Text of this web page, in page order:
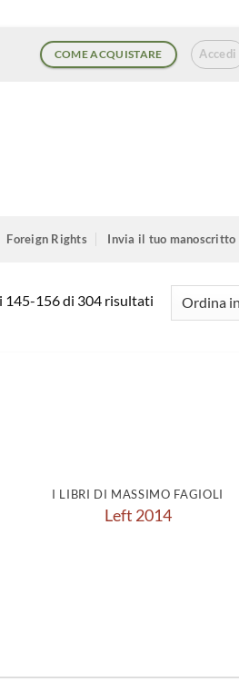
COME ACQUISTARE Accedi
Foreign Rights Invia il tuo manoscritto
145-156 di 304 risultatiOrdina
I LIBRI DI MASSIMO FAGIOLI
Left 2014